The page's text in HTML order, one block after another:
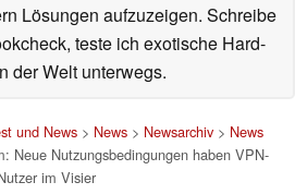
Lösungen aufzuzeigen. Schreibe
teste ich exotische Hard-
der Welt unterwegs.
und News> News> Newsarchiv> News
Neue Nutzungsbedingungen haben VPN-
im Visier